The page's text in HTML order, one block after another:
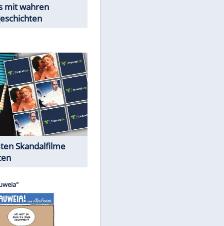
Peinliche Auftritte auf dem
roten Teppich